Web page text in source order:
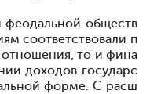
феодальной обществ
соответствовали п
то и фина
доходов государс
форме. С расш